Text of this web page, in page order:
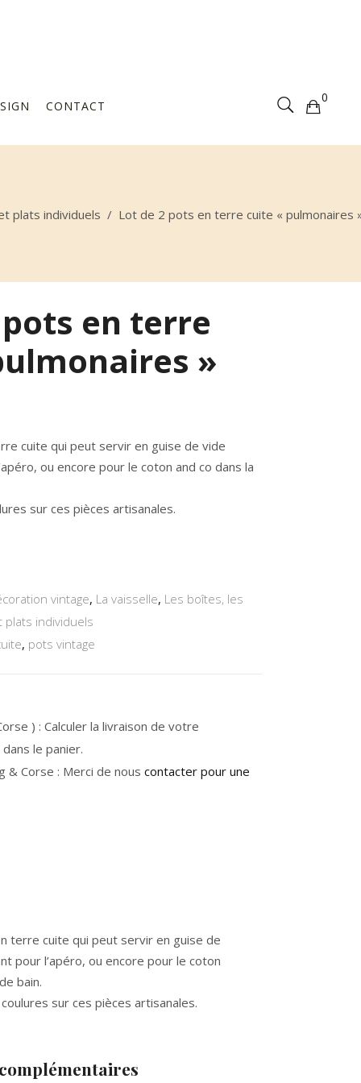
CONTACT
0
Votre sélection est vide
plats individuels / Lot de 2 pots en terre cuite « pulmonaires
en terre
»
cuite qui peut servir en guise de vide
ou encore pour le coton and co dans la
sur ces pièces artisanales.
vintage, La vaisselle, Les boîtes, les
plats individuels
, pots vintage
) : Calculer la livraison de votre
le panier.
& Corse : Merci de nous contacter pour une
terre cuite qui peut servir en guise de
pour l’apéro, ou encore pour le coton
bain.
coulures sur ces pièces artisanales.